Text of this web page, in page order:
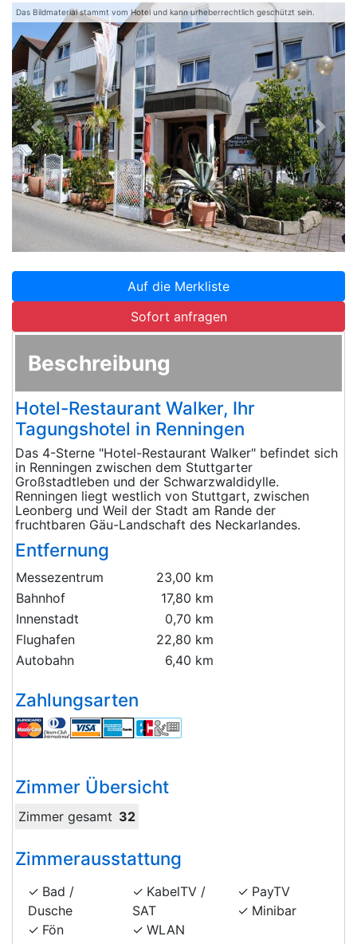
Das Bildmaterial stammt vom Hotel und kann urheberrechtlich geschützt sein.
Zurück
Auf die Merkliste
Sofort anfragen
Beschreibung
Hotel-Restaurant Walker, Ihr
Tagungshotel in Renningen
Das 4-Sterne "Hotel-Restaurant Walker" befindet sich
in Renningen zwischen dem Stuttgarter
Großstadtleben und der Schwarzwaldidylle.
Renningen liegt westlich von Stuttgart, zwischen
Leonberg und Weil der Stadt am Rande der
fruchtbaren Gäu-Landschaft des Neckarlandes.
Entfernung
Messezentrum
23,00 km
Bahnhof
17,80 km
Innenstadt
0,70 km
Flughafen
22,80 km
Autobahn
6,40 km
Zahlungsarten
Zimmer Übersicht
Zimmer gesamt 32
Zimmerausstattung
Bad /
Dusche
Fön
KabelTV /
SAT
WLAN
PayTV
Minibar